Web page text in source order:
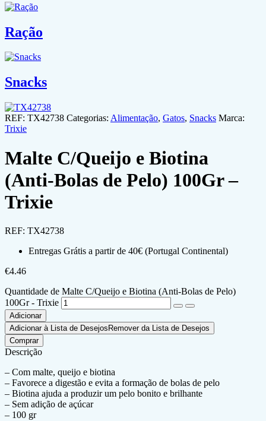
Ração
Snacks
REF: TX42738 Categorias: Alimentação, Gatos, Snacks Marca:
Trixie
Malte C/Queijo e Biotina
(Anti-Bolas de Pelo) 100Gr –
Trixie
REF: TX42738
Entregas Grátis a partir de 40€ (Portugal Continental)
€4.46
Quantidade de Malte C/Queijo e Biotina (Anti-Bolas de Pelo)
100Gr - Trixie
Adicionar
Adicionar à Lista de Desejos Remover da Lista de Desejos
Comprar
Descrição
– Com malte, queijo e biotina
– Favorece a digestão e evita a formação de bolas de pelo
– Biotina ajuda a produzir um pelo bonito e brilhante
– Sem adição de açúcar
– 100 gr